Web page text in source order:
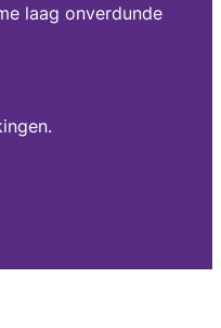
laag onverdunde